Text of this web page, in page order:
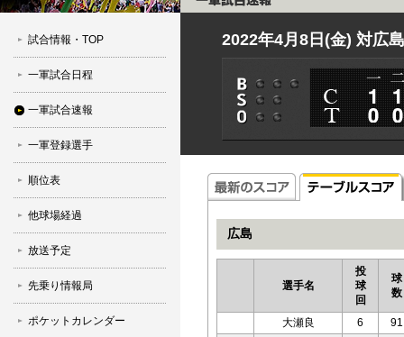
試合情報・TOP
一軍試合日程
一軍試合速報
一軍登録選手
順位表
他球場経過
放送予定
先乗り情報局
ポケットカレンダー
2022年4月8日(金) 対広
広島
選手名
投
球
回
球
数
大瀬良 6
91